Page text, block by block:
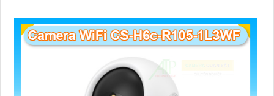
được trang bị công nghệ phát hiện chuyển động thông minh
tăng cường an ninh cho không gian của bạn. Loại Camera
quan sát Wifi Không Dây CS-C6N-R105-1L3WF 3